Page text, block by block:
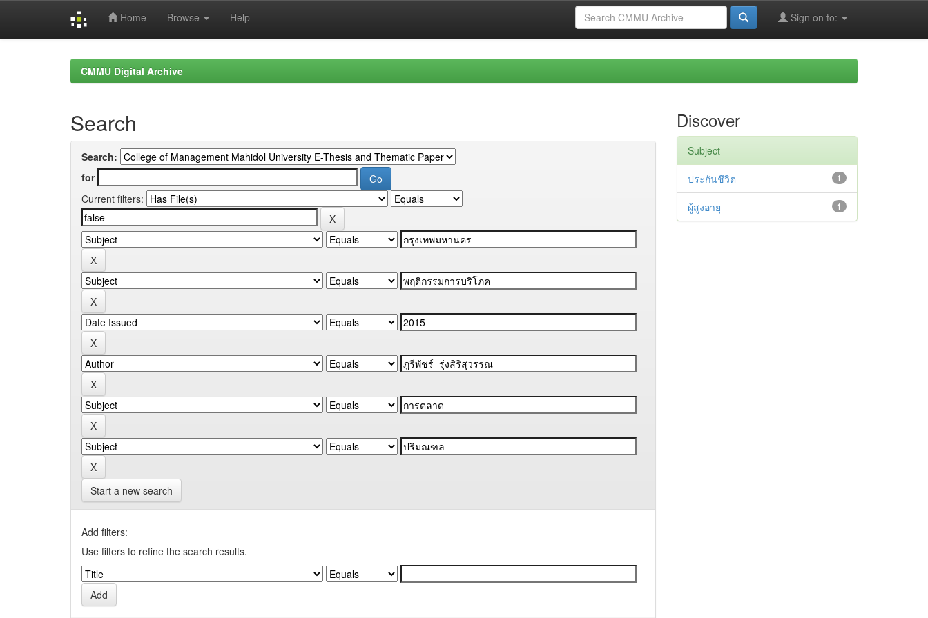
Home Browse Help Sign on to:
CMMU Digital Archive
Search
Search:
for
Current filters:
Start a new search
Add filters:
Use filters to refine the search results.
Discover
Subject
1
ประกันชีวิต
1
ผู้สูงอายุ